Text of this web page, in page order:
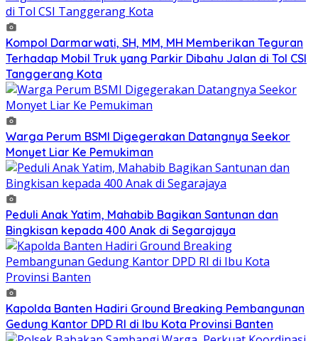
Kompol Darmarwati, SH, MM, MH Memberikan Teguran
Terhadap Mobil Truk yang Parkir Dibahu Jalan di Tol CSI
Tanggerang Kota
Warga Perum BSMI Digegerakan Datangnya Seekor
Monyet Liar Ke Pemukiman
Peduli Anak Yatim, Mahabib Bagikan Santunan dan
Bingkisan kepada 400 Anak di Segarajaya
Kapolda Banten Hadiri Ground Breaking Pembangunan
Gedung Kantor DPD RI di Ibu Kota Provinsi Banten